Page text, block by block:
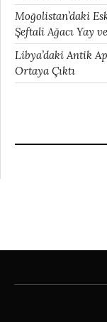
Moğolistan’daki
Şeftali Ağacı Yay
Libya’daki Antik
Ortaya Çıktı